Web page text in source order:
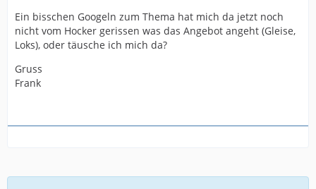
Ein bisschen Googeln zum Thema hat mich da jetzt noch
nicht vom Hocker gerissen was das Angebot angeht (Gleise,
Loks), oder täusche ich mich da?
Gruss
Frank